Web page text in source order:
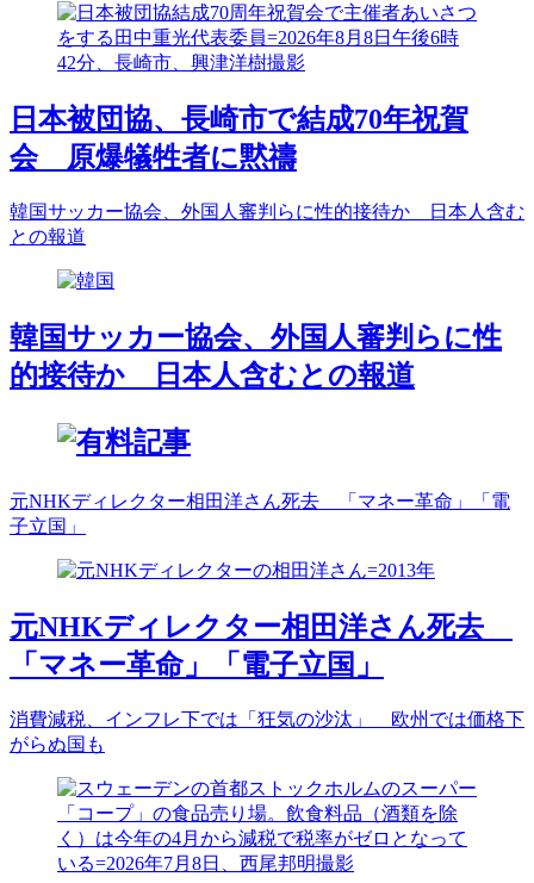
日本被団協、長崎市で結成70年祝賀
会 原爆犠牲者に黙禱
韓国サッカー協会、外国人審判らに性的接待か 日本人含む
との報道
韓国サッカー協会、外国人審判らに性
的接待か 日本人含むとの報道
元NHKディレクター相田洋さん死去 「マネー革命」「電
子立国」
元NHKディレクター相田洋さん死去
「マネー革命」「電子立国」
消費減税、インフレ下では「狂気の沙汰」 欧州では価格下
がらぬ国も